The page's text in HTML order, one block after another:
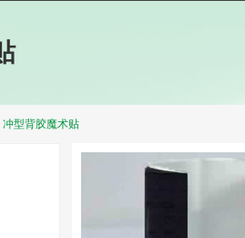
冲型背胶魔术贴